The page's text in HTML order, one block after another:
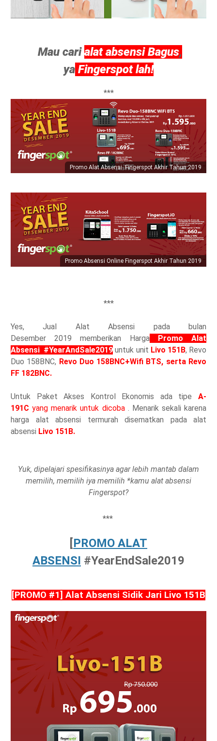
Mau cari alat absensi Bagus,
ya Fingerspot lah!
***
Promo Alat Absensi Fingerspot Akhir Tahun 2019
Promo Absensi Online Fingerspot Akhir Tahun 2019
***
Yes, Jual Alat Absensi pada bulan
Desember
2019 memberikan Harga
Promo Alat
Absensi #YearAndSale2019 untuk unit Livo 151B, Revo
Duo 158BNC, Revo Duo 158BNC+Wifi BTS, serta Revo
FF 182BNC.
Untuk Paket Akses Kontrol Ekonomis ada tipe A-
191Cyang menarik untuk dicoba . Menarik sekali karena
harga alat absensi termurah disematkan pada alat
absensi Livo 151B.
Yuk, dipelajari spesifikasinya agar lebih mantab dalam
memilih, memilih iya memilih *kamu alat absensi
Fingerspot?
***
[PROMO ALAT
ABSENSI #YearEndSale2019
[PROMO #1] Alat Absensi Sidik Jari Livo 151B